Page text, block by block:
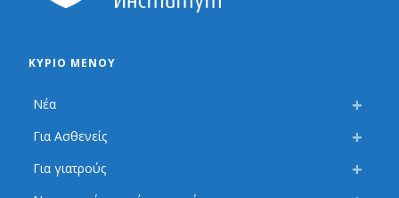
ΚΎΡΙΟ ΜΕΝΟΎ
Νέα
Για Ασθενείς
Για γιατρούς